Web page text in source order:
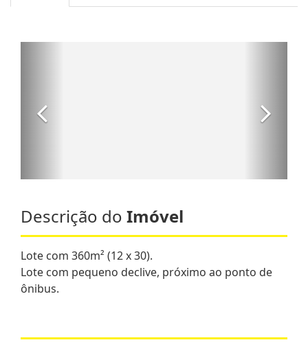
Descrição do Imóvel
Lote com 360m² (12 x 30).
Lote com pequeno declive, próximo ao ponto de
ônibus.